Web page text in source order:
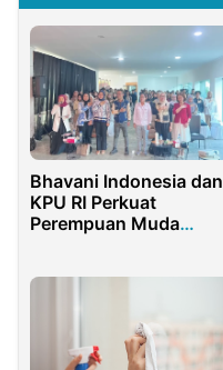
Bhavani Indonesia dan
KPU RI Perkuat
Perempuan Muda